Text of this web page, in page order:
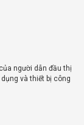
người dẫn đầu thị
và thiết bị công